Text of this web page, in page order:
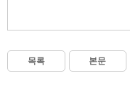
목록 본문